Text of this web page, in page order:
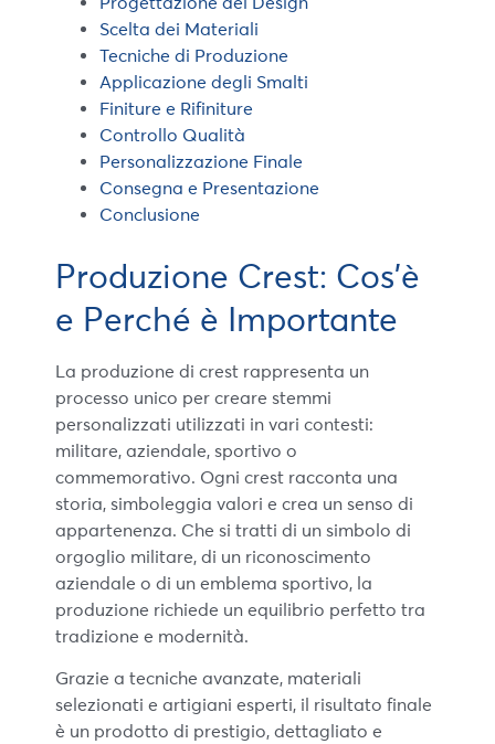
Scelta dei Materiali
Tecniche di Produzione
Applicazione degli Smalti
Finiture e Rifiniture
Controllo Qualità
Personalizzazione Finale
Consegna e Presentazione
Conclusione
Produzione Crest: Cos’è
e Perché è Importante
La produzione di crest rappresenta un
processo unico per creare stemmi
personalizzati utilizzati in vari contesti:
militare, aziendale, sportivo o
commemorativo. Ogni crest racconta una
storia, simboleggia valori e crea un senso di
appartenenza. Che si tratti di un simbolo di
orgoglio militare, di un riconoscimento
aziendale o di un emblema sportivo, la
produzione richiede un equilibrio perfetto tra
tradizione e modernità.
Grazie a tecniche avanzate, materiali
selezionati e artigiani esperti, il risultato finale
è un prodotto di prestigio, dettagliato e